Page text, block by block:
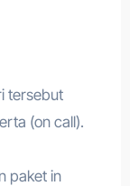
tersebut
(on call).
paket in